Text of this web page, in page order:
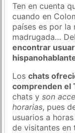
Ten en cuenta
cuando en
países es por la
madrugada…
encontrar
Loschats
comprenden el
chats yson
horarias, pues
usuarios a
de visitantes en